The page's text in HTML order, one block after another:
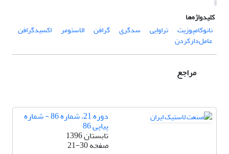
کلیدواژه‌ها
نانوکامپوزیت
تراوایی سدگری گرافن الاستومر اکسیدگرافن
عامل‌دارکردن
مراجع
دوره 21، شماره 86 - شماره
پیاپی 86
تابستان 1396
صفحه21-30